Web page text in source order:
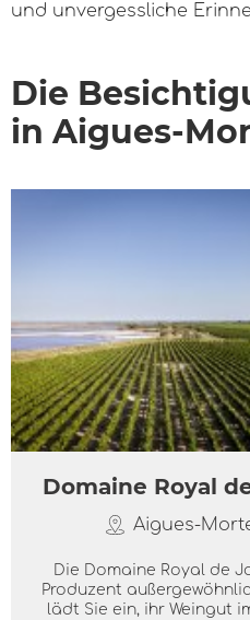
und unvergessliche
Die
in Aigues-
Domaine Royal
Aigues-
Die Domaine Royal de
Produzent
lädt Sie ein, ihr Weingut